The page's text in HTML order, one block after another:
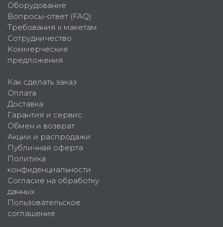
Оборудование
Вопросы-ответ (FAQ)
Требования к макетам
Сотрудничество
Коммерческие
предложения
Как сделать заказ
Оплата
Доставка
Гарантия и сервис
Обмен и возврат
Акции и распродажи
Публичная оферта
Политика
конфиденциальности
Согласие на обработку
данных
Пользовательское
соглашение